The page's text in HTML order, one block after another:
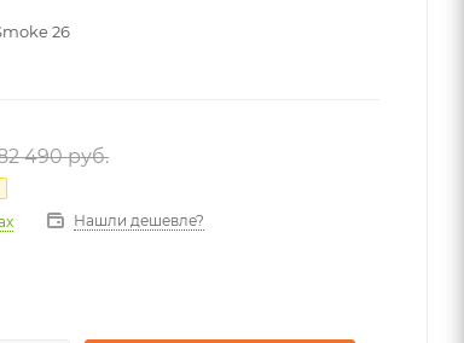
26
490руб.
Нашли дешевле?